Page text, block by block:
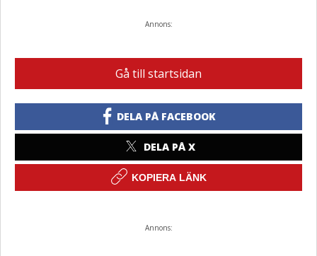
Annons:
Gå till startsidan
DELA PÅ FACEBOOK
DELA PÅ X
KOPIERA LÄNK
Annons: